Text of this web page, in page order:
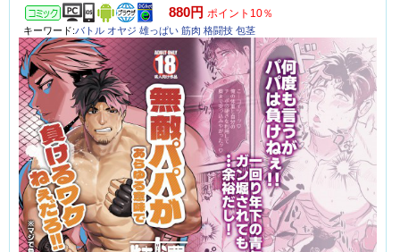
コミック 880円 ポイント10％
キーワード:バトル オヤジ 雄っぱい 筋肉 格闘技 包茎